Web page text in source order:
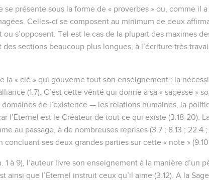
se présente sous la forme de « proverbes » ou, comme il
Celles-ci se composent au minimum de deux
s’opposent. Tel est le cas de la plupart des maximes
sections beaucoup plus longues, à l’écriture très
la « clé » qui gouverne tout son enseignement : la
(1.7). C’est cette vérité qui donne à sa « sagesse »
de l’existence — les relations humaines, la
l’Eternel est le Créateur de tout ce qui existe (3.18-20).
au passage, à de nombreuses reprises (3.7 ; 8.13 ; 22.4
concluant ses deux grandes parties sur cette « note » (9.10
1 à 9), l’auteur livre son enseignement à la manière d’un
ainsi que l’Eternel instruit ceux qu’il aime (3.12). A la